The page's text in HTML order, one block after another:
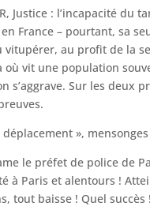
Justice : l’incapacité du
France – pourtant, sa
vitupérer, au profit de la
où vit une population
s’aggrave. Sur les deux
déplacement », mensonges
le préfet de police de
à Paris et alentours !
tout baisse ! Quel succès